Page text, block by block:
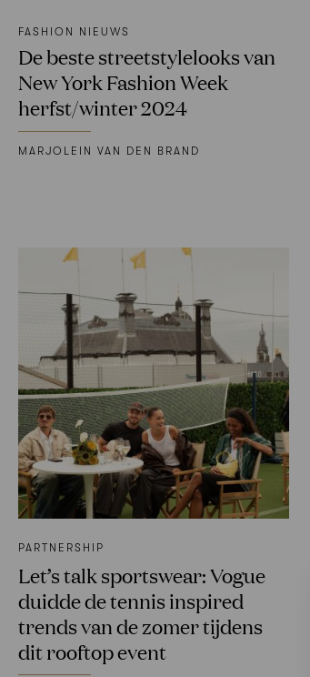
FASHION NIEUWS
De beste streetstylelooks van
New York Fashion Week
herfst/winter 2024
MARJOLEIN VAN DEN BRAND
PARTNERSHIP
Let’s talk sportswear: Vogue
duidde de tennis inspired
trends van de zomer tijdens
dit rooftop event